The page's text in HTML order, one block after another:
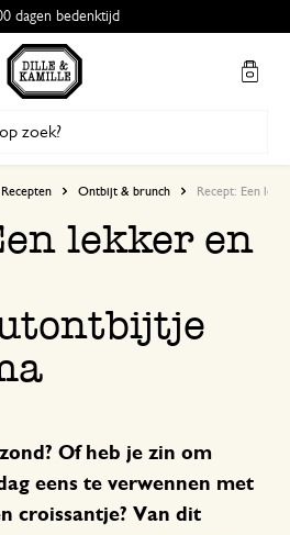
dagen bedenktijd
Recepten Ontbijt & brunch Recept: Een
lekker en
Of heb je zin om
eens te verwennen met
croissantje? Van dit